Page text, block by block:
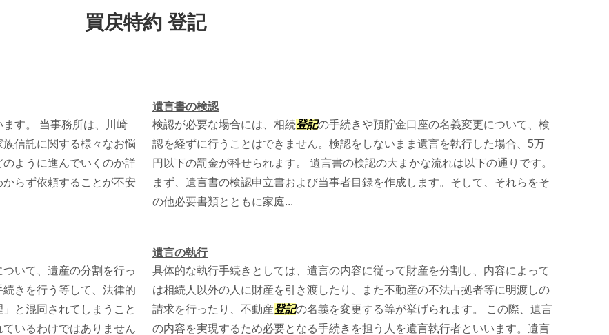
買戻特約 登記
ます。 当事務所は、川崎
信託に関する様々なお悩
ように進んでいくのか詳
らず依頼することが不安
遺言書の検認
検認が必要な場合には、相続登記の手続きや預貯金口座の名義変更について、検
認を経ずに行うことはできません。検認をしないまま遺言を執行した場合、5万
円以下の罰金が科せられます。 遺言書の検認の大まかな流れは以下の通りです。
まず、遺言書の検認申立書および当事者目録を作成します。そして、それらをそ
の他必要書類とともに家庭...
いて、遺産の分割を行っ
きを行う等して、法律的
と混同されてしまうこと
いるわけではありません
遺言の執行
具体的な執行手続きとしては、遺言の内容に従って財産を分割し、内容によって
は相続人以外の人に財産を引き渡したり、また不動産の不法占拠者等に明渡しの
請求を行ったり、不動産登記の名義を変更する等が挙げられます。 この際、遺言
の内容を実現するため必要となる手続きを担う人を遺言執行者といいます。遺言